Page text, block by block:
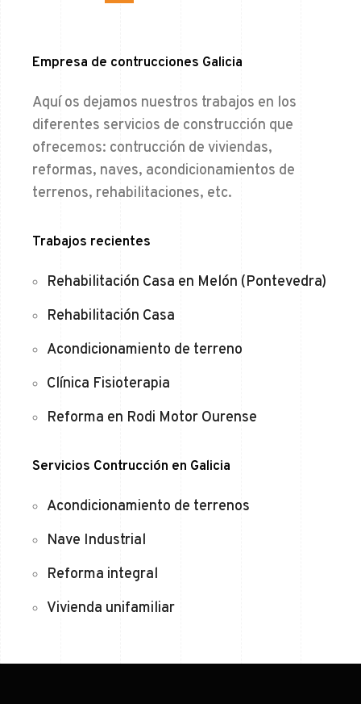
Empresa de contrucciones Galicia
Aquí os dejamos nuestros trabajos en los
diferentes servicios de construcción que
ofrecemos: contrucción de viviendas,
reformas, naves, acondicionamientos de
terrenos, rehabilitaciones, etc.
Trabajos recientes
Rehabilitación Casa en Melón (Pontevedra)
Rehabilitación Casa
Acondicionamiento de terreno
Clínica Fisioterapia
Reforma en Rodi Motor Ourense
Servicios Contrucción en Galicia
Acondicionamiento de terrenos
Nave Industrial
Reforma integral
Vivienda unifamiliar